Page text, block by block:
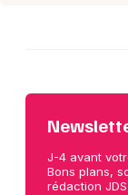
J-4 avant
Bons plans,
rédaction